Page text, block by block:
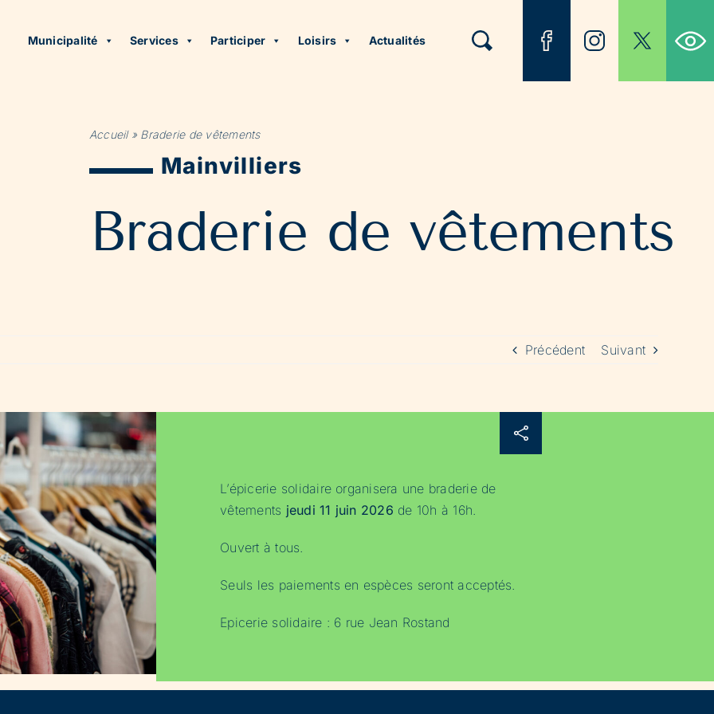
Municipalité Services Participer Loisirs Actualités
Accueil» Braderie de vêtements
Mainvilliers
Braderie de vêtements
Précédent Suivant
L’épicerie solidaire organisera une braderie de
vêtements jeudi 11 juin 2026 de 10h à 16h.
Ouvert à tous.
Seuls les paiements en espèces seront acceptés.
Epicerie solidaire : 6 rue Jean Rostand